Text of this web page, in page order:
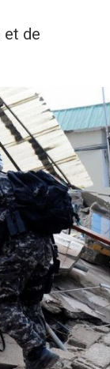
et de